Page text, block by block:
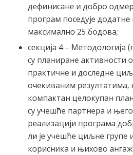
дефинисане и добро
програм поседује додатне
максимално 25 бодова;
секција 4 – Методологија
су планиране активности
практичне и доследне
очекиваним резултатима,
компактан целокупан
су учешће партнера и
реализацији програма
ли је учешће циљне групе
корисника и њихово